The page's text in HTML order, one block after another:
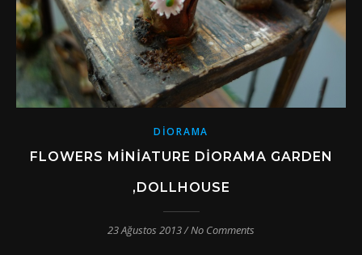
DIORAMA
FLOWERS MINIATURE DIORAMA GARDEN
,DOLLHOUSE
23 Ağustos 2013/No Comments